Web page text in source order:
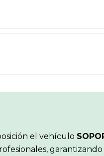
el vehículo